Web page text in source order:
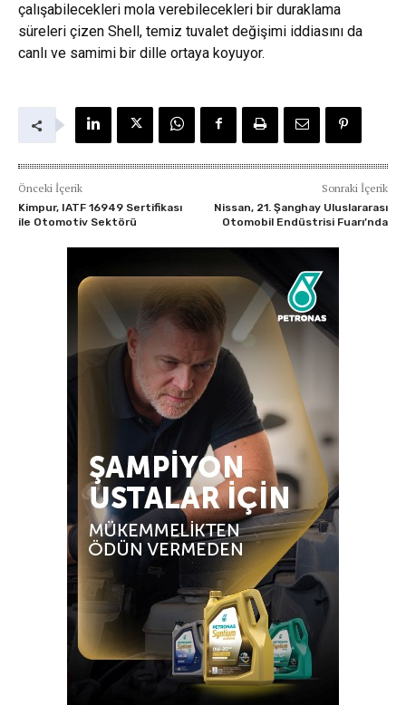
çalışabilecekleri mola verebilecekleri bir duraklama
süreleri çizen Shell, temiz tuvalet değişimi iddiasını da
canlı ve samimi bir dille ortaya koyuyor.
Önceki İçerik
Kimpur, IATF 16949 Sertifikası
ile Otomotiv Sektörü
Sonraki İçerik
Nissan, 21. Şanghay Uluslararası
Otomobil Endüstrisi Fuarı’nda